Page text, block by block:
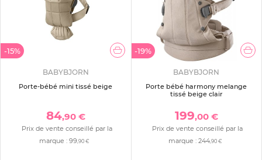
-15%
BABYBJORN
Porte-bébé mini tissé beige
84,90 €
Prix de vente conseillé par la
marque :99,90 €
-19%
BABYBJORN
Porte bébé harmony melange
tissé beige clair
199,00 €
Prix de vente conseillé par la
marque : 244,90 €